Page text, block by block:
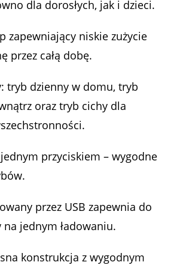
dla dorosłych, jak i dzieci.
zapewniający niskie zużycie
przez całą dobę.
tryb dzienny w domu, tryb
oraz tryb cichy dla
przyciskiem – wygodne
przez USB zapewnia do
jednym ładowaniu.
konstrukcja z wygodnym